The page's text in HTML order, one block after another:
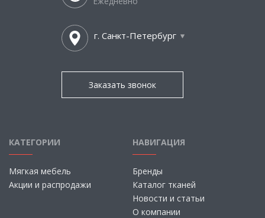
г. Санкт-Петербург
Заказать звонок
КАТЕГОРИИ
Мягкая мебель
Акции и распродажи
НАВИГАЦИЯ
Бренды
Каталог тканей
Новости и статьи
О компании